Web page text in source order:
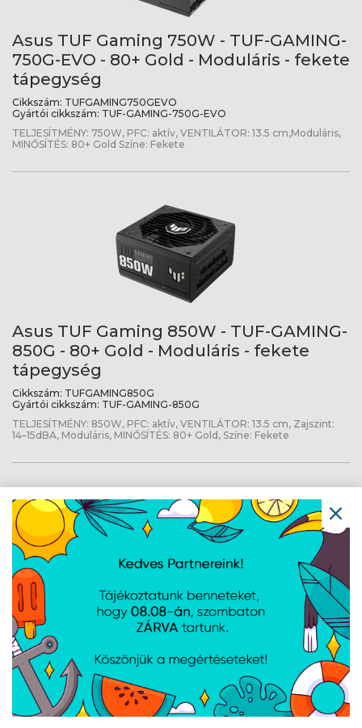
Asus TUF Gaming 750W - TUF-GAMING-
750G-EVO - 80+ Gold - Moduláris - fekete
tápegység
Cikkszám: TUFGAMING750GEVO
Gyártói cikkszám: TUF-GAMING-750G-EVO
TELJESÍTMÉNY: 750W, PFC: aktív, VENTILÁTOR: 13.5 cm,Moduláris,
MINŐSÍTÉS: 80+ Gold Színe: Fekete
Asus TUF Gaming 850W - TUF-GAMING-
850G - 80+ Gold - Moduláris - fekete
tápegység
Cikkszám: TUFGAMING850G
Gyártói cikkszám: TUF-GAMING-850G
TELJESÍTMÉNY: 850W, PFC: aktív, VENTILÁTOR: 13.5 cm, Zajszint:
14–15dBA, Moduláris, MINŐSÍTÉS: 80+ Gold, Színe: Fekete
Asus TUF Gaming 850W - TUF-GAMING-
850G-EVO - 80+ Gold - Moduláris -
fekete tápegység
Cikkszám:
TUFGAMING850GEVO
Gyártói cikkszám: TUF-GAMING-850G-EVO
TELJESÍTMÉNY: 850W, PFC: aktív, VENTILÁTOR: 13.5 cm,Moduláris,